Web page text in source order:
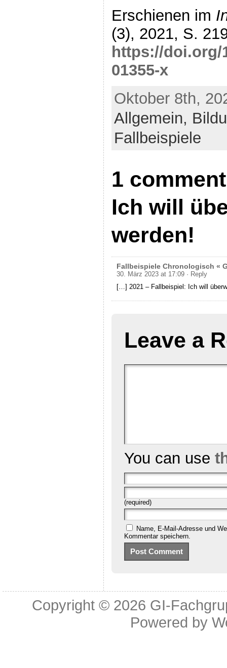
Erschienen im
(3), 2021, S.
https://doi.org/
01355-x
Oktober 8th,
Allgemein,
Fallbeispiele
1
Ich will
werden!
Fallbeispiele Chronologisch «
30. März 2023 at 17:09 · Reply
[…] 2021 – Fallbeispiel: Ich will
Leave a
You can use
(required)
Name, E-Mail-Adresse und
Kommentar speichern.
Copyright © 2026 GI-
Powered by